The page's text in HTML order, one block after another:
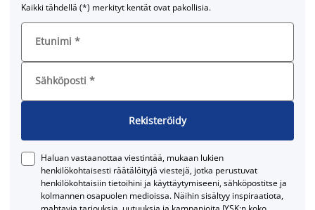
Kaikki tähdellä (*) merkityt kentät ovat pakollisia.
Etunimi *
Sähköposti *
Rekisteröidy
Haluan vastaanottaa viestintää, mukaan lukien
henkilökohtaisesti räätälöityjä viestejä, jotka perustuvat
henkilökohtaisiin tietoihini ja käyttäytymiseeni, sähköpostitse ja
kolmannen osapuolen medioissa. Näihin sisältyy inspiraatiota,